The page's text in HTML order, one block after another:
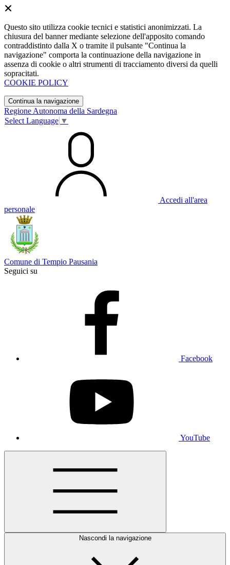
Questo sito utilizza cookie tecnici e statistici anonimizzati. La
chiusura del banner mediante selezione dell'apposito comando
contraddistinto dalla X o tramite il pulsante "Continua la
navigazione" comporta la continuazione della navigazione in
assenza di cookie o altri strumenti di tracciamento diversi da quelli
sopracitati.
COOKIE POLICY
Continua la navigazione
Regione Autonoma della Sardegna
Select Language ▼
Accedi all'area
personale
Comune di Tempio Pausania
Seguici su
Facebook
YouTube
Nascondi la navigazione